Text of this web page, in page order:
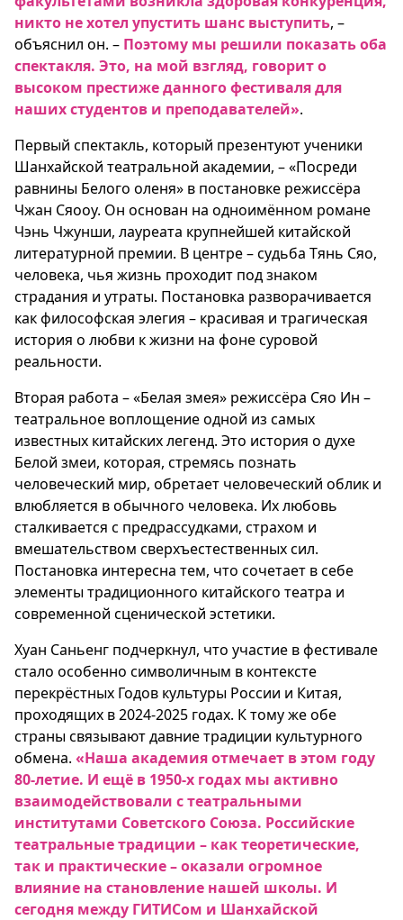
никто не хотел упустить шанс выступить, –
объяснил он. – Поэтому мы решили показать оба
спектакля. Это, на мой взгляд, говорит о
высоком престиже данного фестиваля для
наших студентов и преподавателей».
Первый спектакль, который презентуют ученики
Шанхайской театральной академии, – «Посреди
равнины Белого оленя» в постановке режиссёра
Чжан Сяооу. Он основан на одноимённом романе
Чэнь Чжунши, лауреата крупнейшей китайской
литературной премии. В центре – судьба Тянь Сяо,
человека, чья жизнь проходит под знаком
страдания и утраты. Постановка разворачивается
как философская элегия – красивая и трагическая
история о любви к жизни на фоне суровой
реальности.
Вторая работа – «Белая змея» режиссёра Сяо Ин –
театральное воплощение одной из самых
известных китайских легенд. Это история о духе
Белой змеи, которая, стремясь познать
человеческий мир, обретает человеческий облик и
влюбляется в обычного человека. Их любовь
сталкивается с предрассудками, страхом и
вмешательством сверхъестественных сил.
Постановка интересна тем, что сочетает в себе
элементы традиционного китайского театра и
современной сценической эстетики.
Хуан Саньенг подчеркнул, что участие в фестивале
стало особенно символичным в контексте
перекрёстных Годов культуры России и Китая,
проходящих в 2024-2025 годах. К тому же обе
страны связывают давние традиции культурного
обмена. «Наша академия отмечает в этом году
80-летие. И ещё в 1950-х годах мы активно
взаимодействовали с театральными
институтами Советского Союза. Российские
театральные традиции – как теоретические,
так и практические – оказали огромное
влияние на становление нашей школы. И
сегодня между ГИТИСом и Шанхайской